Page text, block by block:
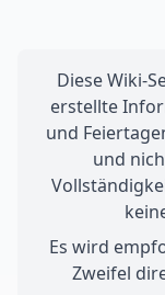
Diese Wiki-
erstellte
und
und
Es wird
Zweifel